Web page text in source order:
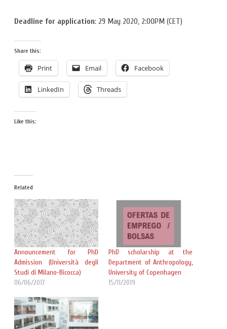
Deadline for application: 29 May 2020, 2:00PM (CET)
Share this:
Print Email Facebook
LinkedIn Threads
Like this:
Related
Announcement for PhD
Admission (Università degli
Studi di Milano-Bicocca)
06/06/2017
PhD scholarship at the
Department of Anthropology,
University of Copenhagen
15/11/2019